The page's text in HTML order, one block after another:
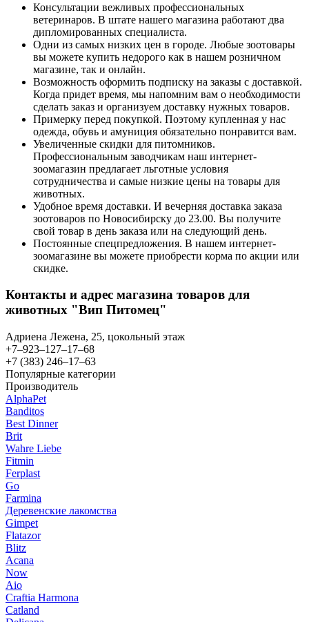
Консультации вежливых профессиональных
ветеринаров. В штате нашего магазина работают два
дипломированных специалиста.
Одни из самых низких цен в городе. Любые зоотовары
вы можете купить недорого как в нашем розничном
магазине, так и онлайн.
Возможность оформить подписку на заказы с доставкой.
Когда придет время, мы напомним вам о необходимости
сделать заказ и организуем доставку нужных товаров.
Примерку перед покупкой. Поэтому купленная у нас
одежда, обувь и амуниция обязательно понравится вам.
Увеличенные скидки для питомников.
Профессиональным заводчикам наш интернет-
зоомагазин предлагает льготные условия
сотрудничества и самые низкие цены на товары для
животных.
Удобное время доставки. И вечерняя доставка заказа
зоотоваров по Новосибирску до 23.00. Вы получите
свой товар в день заказа или на следующий день.
Постоянные спецпредложения. В нашем интернет-
зоомагазине вы можете приобрести корма по акции или
скидке.
Контакты и адрес магазина товаров для
животных "Вип Питомец"
Адриена Лежена, 25​, цокольный этаж
+7‒923‒127‒17‒68
+7 (383) 246‒17‒63
Популярные категории
Производитель
AlphaPet
Banditos
Best Dinner
Brit
Wahre Liebe
Fitmin
Ferplast
Go
Farmina
Деревенские лакомства
Gimpet
Flatazor
Blitz
Acana
Now
Aio
Craftia Harmona
Catland